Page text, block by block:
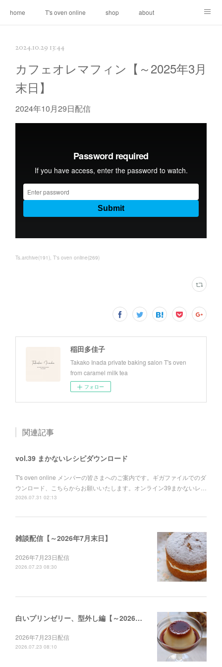
home T's oven online shop about
2024.10.29 13:44
カフェオレマフィン【～2025年3月
末日】
2024年10月29日配信
Ts.archive(191) T's oven online(269)
稲田多佳子
Takako Inada private baking salon T's oven
from caramel milk tea
フォロー
関連記事
vol.39 まかないレシピダウンロード
T's oven online メンバーの皆さまへのご案内です。ギガファイルでのダ
ウンロード、こちらからお願いいたします。オンライン39まかないレ…
2026.07.31 02:13
雑談配信【～2026年7月末日】
2026年7月23日配信
2026.07.23 08:30
白いプリンゼリー、型外し編【～2026年12月末日】
2026年7月23日配信
2026.07.23 08:10